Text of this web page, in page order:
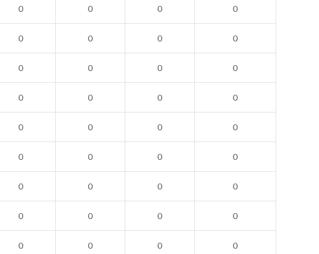
0 0 0 0
0 0 0 0
0 0 0 0
0 0 0 0
0 0 0 0
0 0 0 0
0 0 0 0
0 0 0 0
0 0 0 0